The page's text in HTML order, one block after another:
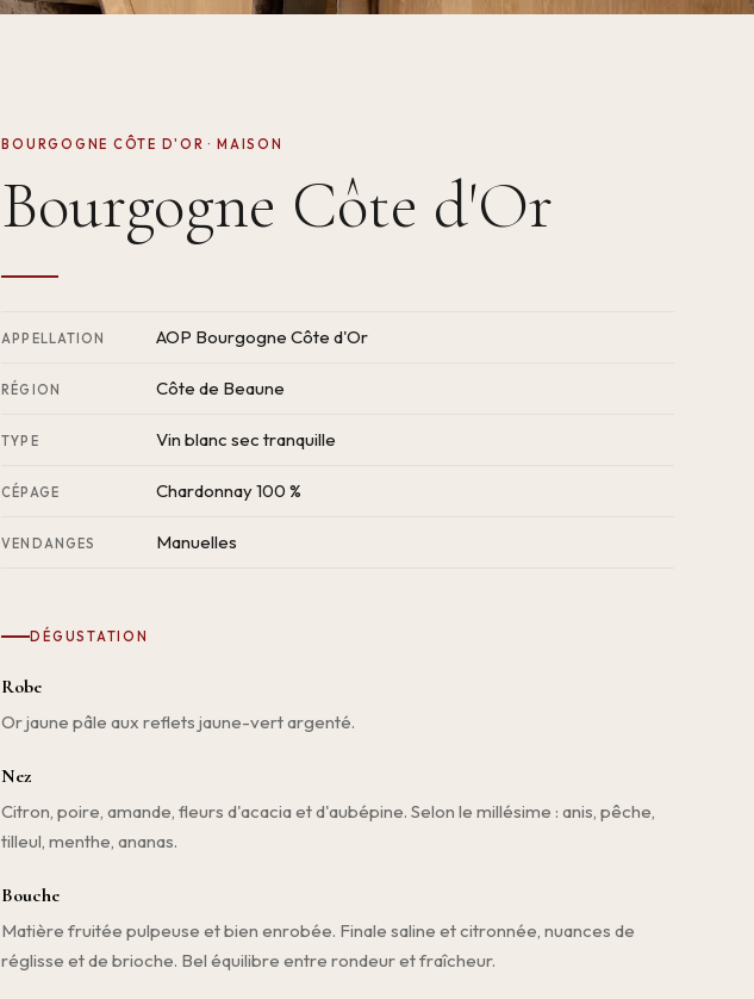
BOURGOGNE CÔTE D'OR · MAISON
Bourgogne Côte d'Or
APPELLATION AOP Bourgogne Côte d'Or
RÉGION Côte de Beaune
TYPE Vin blanc sec tranquille
CÉPAGE Chardonnay 100 %
VENDANGES Manuelles
DÉGUSTATION
Robe
Or jaune pâle aux reflets jaune-vert argenté.
Nez
Citron, poire, amande, fleurs d'acacia et d'aubépine. Selon le millésime : anis, pêche,
tilleul, menthe, ananas.
Bouche
Matière fruitée pulpeuse et bien enrobée. Finale saline et citronnée, nuances de
réglisse et de brioche. Bel équilibre entre rondeur et fraîcheur.